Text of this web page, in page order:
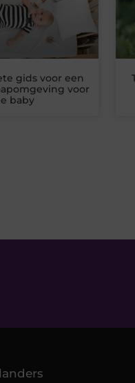
gids voor een
voor
baby